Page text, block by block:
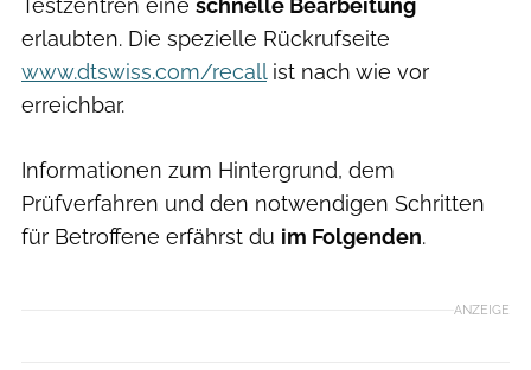
Testzentren eine schnelle Bearbeitung
erlaubten. Die spezielle Rückrufseite
www.dtswiss.com/recallist nach wie vor
erreichbar.
Informationen zum Hintergrund, dem
Prüfverfahren und den notwendigen Schritten
für Betroffene erfährst du im Folgenden.
ANZEIGE